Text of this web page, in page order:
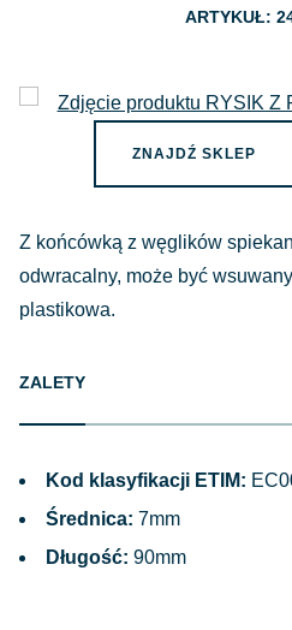
ARTYKUŁ:
ZNAJDŹ SKLEP
Z końcówką z węglików
odwracalny, może być
plastikowa.
ZALETY
Kod klasyfikacji ETIM:
Średnica: 7mm
Długość: 90mm